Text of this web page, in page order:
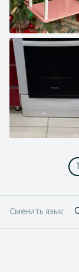
1
Сменить язык: